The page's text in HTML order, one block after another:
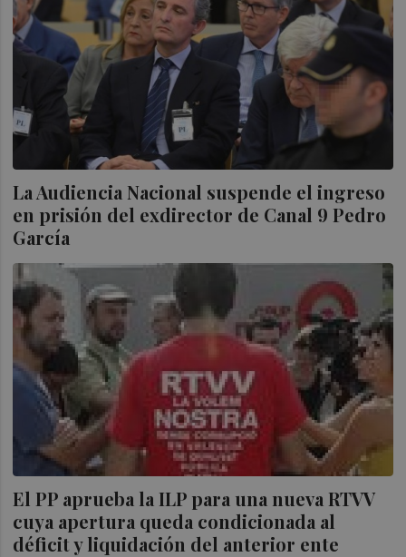
La Audiencia Nacional suspende el ingreso
en prisión del exdirector de Canal 9 Pedro
García
El PP aprueba la ILP para una nueva RTVV
cuya apertura queda condicionada al
déficit y liquidación del anterior ente